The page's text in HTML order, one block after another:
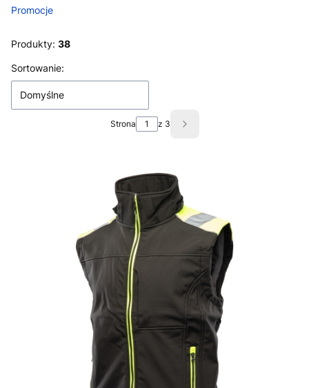
Promocje
Produkty: 38
Lista produktów
Sortowanie:
Domyślne
Strona z 3 Następne produkty